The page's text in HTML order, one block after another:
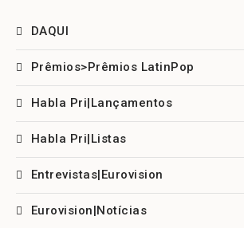
DAQUI
Prêmios>Prêmios LatinPop
Habla Pri|Lançamentos
Habla Pri|Listas
Entrevistas|Eurovision
Eurovision|Notícias